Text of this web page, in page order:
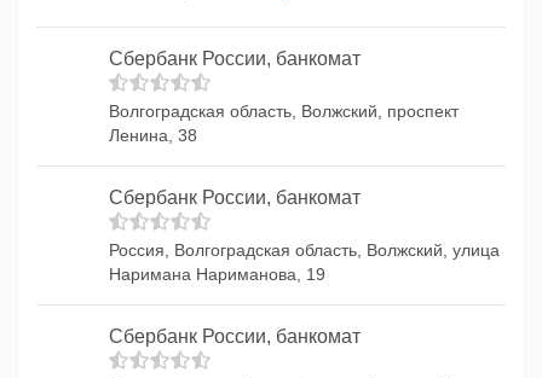
Сбербанк России, банкомат
Волгоградская область, Волжский, проспект
Ленина, 38
Сбербанк России, банкомат
Россия, Волгоградская область, Волжский, улица
Наримана Нариманова, 19
Сбербанк России, банкомат